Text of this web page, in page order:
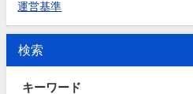
運営基準
検索
キーワード